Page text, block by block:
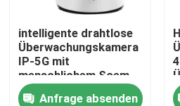
Qualitätskontrolle
Kontakt mit uns
intelligente drahtlose
Überwachungskamera
IP-5G mit
menschlichem Soem
Entdeckung AI
Anfrage absenden